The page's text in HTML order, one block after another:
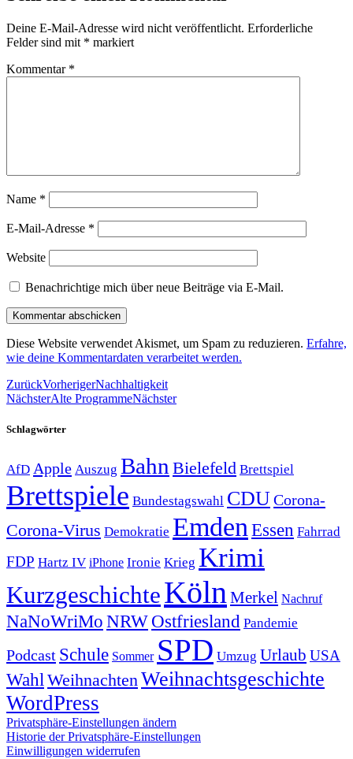
Deine E-Mail-Adresse wird nicht veröffentlicht. Erforderliche
Felder sind mit * markiert
Kommentar *
Name *
E-Mail-Adresse *
Website
Benachrichtige mich über neue Beiträge via E-Mail.
Diese Website verwendet Akismet, um Spam zu reduzieren. Erfahre,
wie deine Kommentardaten verarbeitet werden.
ZurückVorherigerNachhaltigkeit
NächsterAlte ProgrammeNächster
Schlagwörter
AfD Apple Auszug Bahn Bielefeld Brettspiel
Brettspiele Bundestagswahl CDUCorona-
Corona-Virus Demokratie Emden Essen Fahrrad
FDP Hartz IV iPhone Ironie Krieg Krimi
KurzgeschichteKölnMerkel Nachruf
NaNoWriMo NRWOstfriesland Pandemie
Podcast Schule Sommer SPD Umzug Urlaub USA
WahlWeihnachtenWeihnachtsgeschichte
WordPress
Privatsphäre-Einstellungen ändern
Historie der Privatsphäre-Einstellungen
Einwilligungen widerrufen